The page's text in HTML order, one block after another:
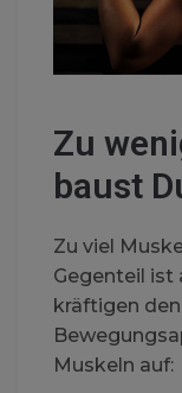
Zu
baust
Zu viel
Gegenteil ist
kräftigen
Muskeln auf: